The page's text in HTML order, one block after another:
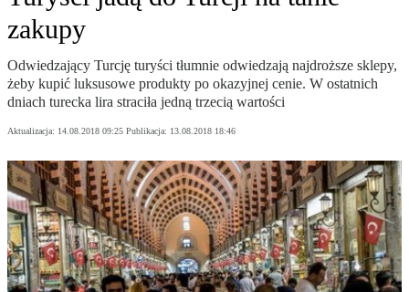
zakupy
Odwiedzający Turcję turyści tłumnie odwiedzają najdroższe sklepy,
żeby kupić luksusowe produkty po okazyjnej cenie. W ostatnich
dniach turecka lira straciła jedną trzecią wartości
Aktualizacja: 14.08.2018 09:25 Publikacja: 13.08.2018 18:46